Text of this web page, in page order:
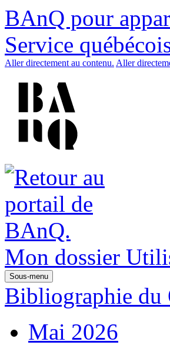
BAnQ pour
Service
Aller directement au contenu. Aller
Mon dossier
Sous-menu
Bibliographie du
Mai 2026